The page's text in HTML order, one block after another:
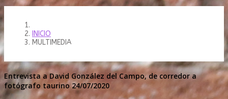
INICIO
MULTIMEDIA
Entrevista a David González del Campo, de corredor a
fotógrafo taurino 24/07/2020